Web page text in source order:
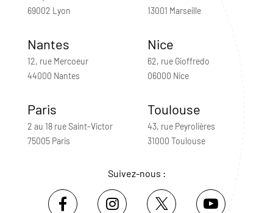
69002 Lyon
13001 Marseille
Nantes
12, rue Mercoeur
44000 Nantes
Nice
62, rue Gioffredo
06000 Nice
Paris
2 au 18 rue Saint-Victor
75005 Paris
Toulouse
43, rue Peyrolières
31000 Toulouse
Suivez-nous :